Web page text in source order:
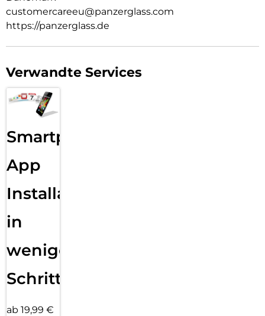
customercareeu@panzerglass.com
https://panzerglass.de
Verwandte Services
Smartphone
App
Installation
in
wenigen
Schritten
ab 19,99 €